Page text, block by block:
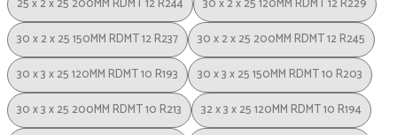
25 x 2 x 25 200MM RDMT 12 R244
30 x 2 x 25 120MM RDMT 12 R229
30 x 2 x 25 150MM RDMT 12 R237
30 x 2 x 25 200MM RDMT 12 R245
30 x 3 x 25 120MM RDMT 10 R193
30 x 3 x 25 150MM RDMT 10 R203
30 x 3 x 25 200MM RDMT 10 R213
32 x 3 x 25 120MM RDMT 10 R194